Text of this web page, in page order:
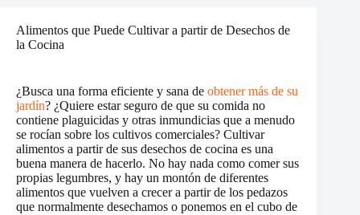
Alimentos que Puede Cultivar a partir de Desechos de
la Cocina
¿Busca una forma eficiente y sana de obtener más de su
jardín? ¿Quiere estar seguro de que su comida no
contiene plaguicidas y otras inmundicias que a menudo
se rocían sobre los cultivos comerciales? Cultivar
alimentos a partir de sus desechos de cocina es una
buena manera de hacerlo. No hay nada como comer sus
propias legumbres, y hay un montón de diferentes
alimentos que vuelven a crecer a partir de los pedazos
que normalmente desechamos o ponemos en el cubo de